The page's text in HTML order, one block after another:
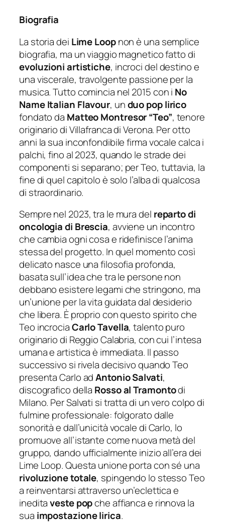
Biografia
La storia dei Lime Loopnon è una semplice
biografia, ma un viaggio magnetico fatto di
evoluzioni artistiche, incroci del destino e
una viscerale, travolgente passione per la
musica. Tutto comincia nel 2015 con i No
Name Italian Flavour, unduo pop lirico
fondato da Matteo Montresor “Teo”, tenore
originario di Villafranca di Verona. Per otto
anni la sua inconfondibile firma vocale calca i
palchi, fino al 2023, quando le strade dei
componenti si separano; per Teo, tuttavia, la
fine di quel capitolo è solo l’alba di qualcosa
di straordinario.
Sempre nel 2023, tra le mura del reparto di
oncologia di Brescia, avviene un incontro
che cambia ogni cosa e ridefinisce l’anima
stessa del progetto. In quel momento così
delicato nasce una filosofia profonda,
basata sull’idea che tra le persone non
debbano esistere legami che stringono, ma
un’unione per la vita guidata dal desiderio
che libera. È proprio con questo spirito che
Teo incrociaCarlo Tavella, talento puro
originario di Reggio Calabria, con cui l’intesa
umana e artistica è immediata. Il passo
successivo si rivela decisivo quando Teo
presenta Carlo adAntonio Salvati,
discografico della Rosso al Tramontodi
Milano. Per Salvati si tratta di un vero colpo di
fulmine professionale: folgorato dalle
sonorità e dall’unicità vocale di Carlo, lo
promuove all’istante come nuova metà del
gruppo, dando ufficialmente inizio all’era dei
Lime Loop. Questa unione porta con sé una
rivoluzione totale, spingendo lo stesso Teo
a reinventarsi attraverso un’eclettica e
ineditaveste popche affianca e rinnova la
sua impostazione lirica.